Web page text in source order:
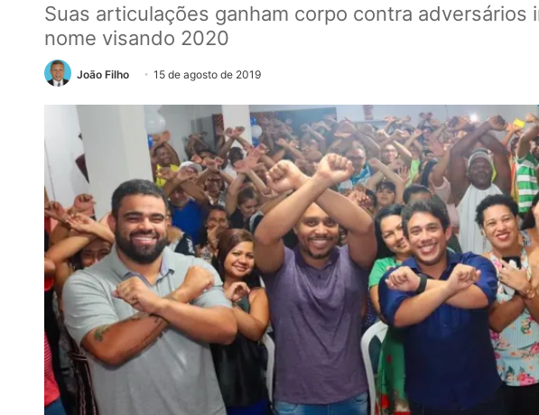
Suas articulações ganham corpo contra adversários
nome visando 2020
João Filho 15 de agosto de 2019